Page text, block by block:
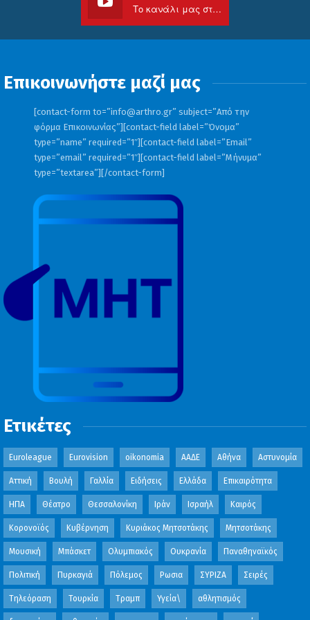
Το κανάλι μας στο Youtube
Επικοινωνήστε μαζί μας
[contact-form to=”info@arthro.gr” subject=”Από την
φόρμα Επικοινωνίας”][contact-field label=”Όνομα”
type=”name” required=”1″][contact-field label=”Email”
type=”email” required=”1″][contact-field label=”Μήνυμα”
type=”textarea”][/contact-form]
Ετικέτες
Euroleague Eurovision oikonomia ΑΑΔΕ Αθήνα Αστυνομία
Αττική Βουλή Γαλλία Ειδήσεις Ελλάδα Επικαιρότητα
ΗΠΑ Θέατρο Θεσσαλονίκη Ιράν Ισραήλ Καιρός
Κορονοϊός Κυβέρνηση Κυριάκος Μητσοτάκης Μητσοτάκης
Μουσική Μπάσκετ Ολυμπιακός Ουκρανία Παναθηναϊκός
Πολιτική Πυρκαγιά Πόλεμος Ρωσια ΣΥΡΙΖΑ Σειρές
Τηλεόραση Τουρκία Τραμπ Υγεία\ αθλητισμός